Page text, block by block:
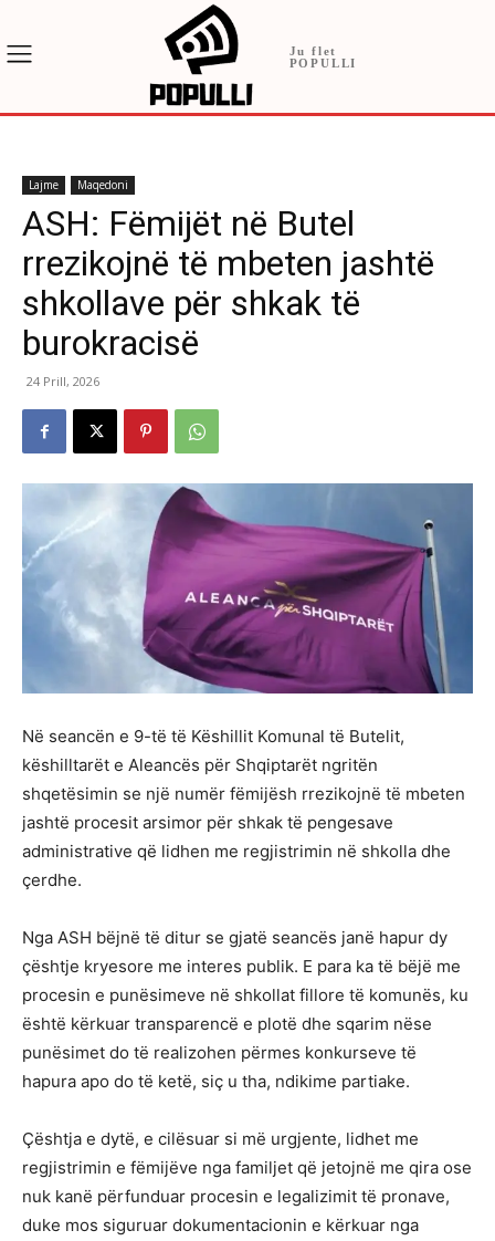
Ju flet
POPULLI
Lajme Maqedoni
ASH: Fëmijët në Butel
rrezikojnë të mbeten jashtë
shkollave për shkak të
burokracisë
24 Prill, 2026
Në seancën e 9-të të Këshillit Komunal të Butelit,
këshilltarët e Aleancës për Shqiptarët ngritën
shqetësimin se një numër fëmijësh rrezikojnë të mbeten
jashtë procesit arsimor për shkak të pengesave
administrative që lidhen me regjistrimin në shkolla dhe
çerdhe.
Nga ASH bëjnë të ditur se gjatë seancës janë hapur dy
çështje kryesore me interes publik. E para ka të bëjë me
procesin e punësimeve në shkollat fillore të komunës, ku
është kërkuar transparencë e plotë dhe sqarim nëse
punësimet do të realizohen përmes konkurseve të
hapura apo do të ketë, siç u tha, ndikime partiake.
Çështja e dytë, e cilësuar si më urgjente, lidhet me
regjistrimin e fëmijëve nga familjet që jetojnë me qira ose
nuk kanë përfunduar procesin e legalizimit të pronave,
duke mos siguruar dokumentacionin e kërkuar nga